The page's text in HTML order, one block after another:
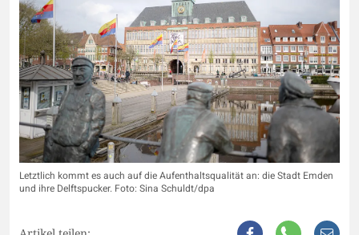
Letztlich kommt es auch auf die Aufenthaltsqualität an: die Stadt Emden
und ihre Delftspucker. Foto: Sina Schuldt/dpa